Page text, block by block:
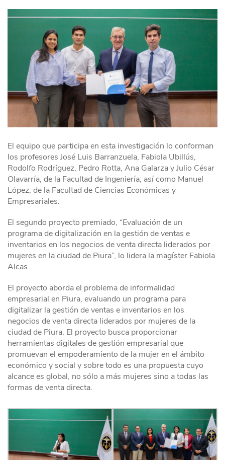
El equipo que participa en esta investigación lo conforman
los profesores José Luis Barranzuela, Fabiola Ubillús,
Rodolfo Rodríguez, Pedro Rotta, Ana Galarza y Julio César
Olavarría, de la Facultad de Ingeniería; así como Manuel
López, de la Facultad de Ciencias Económicas y
Empresariales.
El segundo proyecto premiado, “Evaluación de un
programa de digitalización en la gestión de ventas e
inventarios en los negocios de venta directa liderados por
mujeres en la ciudad de Piura”, lo lidera la magíster Fabiola
Alcas.
El proyecto aborda el problema de informalidad
empresarial en Piura, evaluando un programa para
digitalizar la gestión de ventas e inventarios en los
negocios de venta directa liderados por mujeres de la
ciudad de Piura. El proyecto busca proporcionar
herramientas digitales de gestión empresarial que
promuevan el empoderamiento de la mujer en el ámbito
económico y social y sobre todo es una propuesta cuyo
alcance es global, no sólo a más mujeres sino a todas las
formas de venta directa.